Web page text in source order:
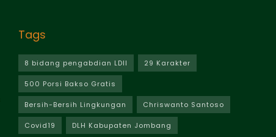
Tags
8 bidang pengabdian LDII 29 Karakter
500 Porsi Bakso Gratis
Bersih-Bersih Lingkungan Chriswanto Santoso
Covid19 DLH Kabupaten Jombang